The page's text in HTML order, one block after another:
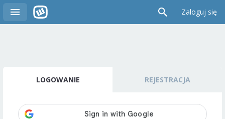
Zaloguj się
LOGOWANIE REJESTRACJA